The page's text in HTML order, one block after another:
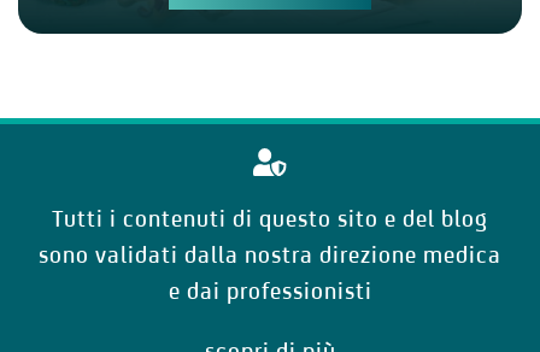
Tutti i contenuti di questo sito e del blog
sono validati dalla nostra direzione medica
e dai professionisti